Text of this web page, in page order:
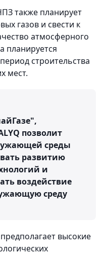
также планирует
газов и свести к
атмосферного
планируется
строительства
мест.
позволит
среды
развитию
и
воздействие
среду
высокие